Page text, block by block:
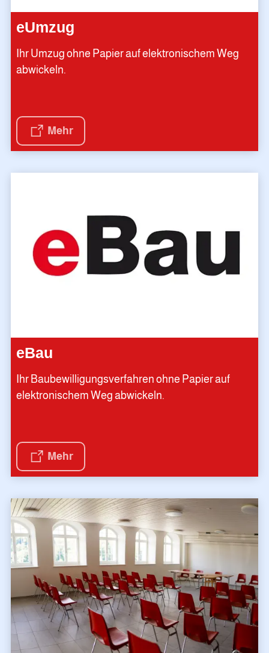
eUmzug
Ihr Umzug ohne Papier auf elektronischem Weg
abwickeln.
Mehr
eBau
Ihr Baubewilligungsverfahren ohne Papier auf
elektronischem Weg abwickeln.
Mehr